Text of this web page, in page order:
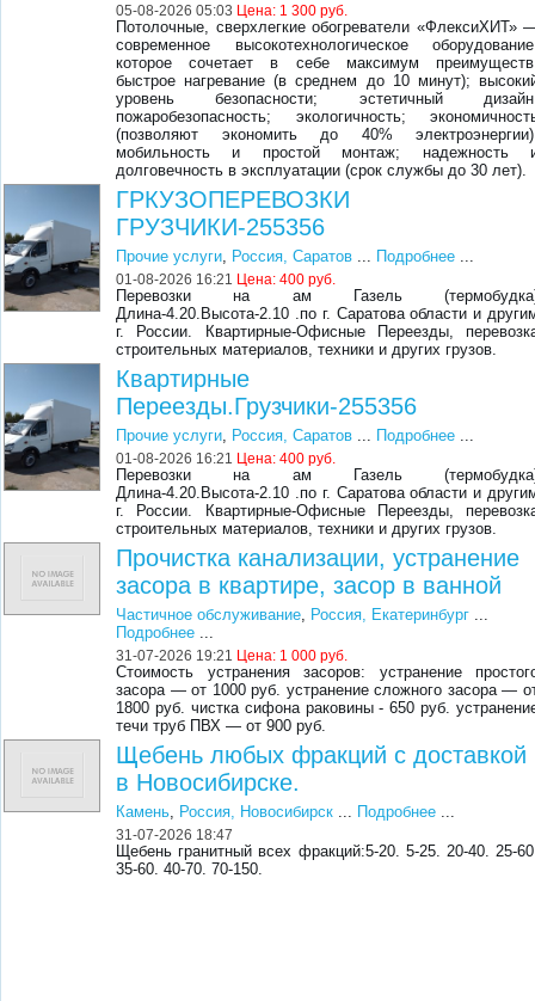
05-08-2026 05:03 Цена: 1 300 руб.
Потолочные, сверхлегкие обогреватели «ФлексиХИТ»
современное высокотехнологическое
которое сочетает в себе максимум
быстрое нагревание (в среднем до 10 минут);
уровень безопасности; эстетичный
пожаробезопасность; экологичность;
(позволяют экономить до 40%
мобильность и простой монтаж; надежность
долговечность в эксплуатации (срок службы до 30 лет).
ГРКУЗОПЕРЕВОЗКИ
ГРУЗЧИКИ-255356
Прочие услуги, Россия, Саратов ... Подробнее ...
01-08-2026 16:21 Цена:400 руб.
Перевозки на ам Газель
Длина-4.20.Высота-2.10 .по г. Саратова области и
г. России. Квартирные-Офисные Переезды,
строительных материалов, техники и других грузов.
Квартирные
Переезды.Грузчики-255356
Прочие услуги, Россия, Саратов ... Подробнее ...
01-08-2026 16:21 Цена:400 руб.
Перевозки на ам Газель
Длина-4.20.Высота-2.10 .по г. Саратова области и
г. России. Квартирные-Офисные Переезды,
строительных материалов, техники и других грузов.
Прочистка канализации, устранение
засора в квартире, засор в ванной
Частичное обслуживание, Россия, Екатеринбург ...
Подробнее ...
31-07-2026 19:21 Цена: 1 000 руб.
Стоимость устранения засоров: устранение
засора — от 1000 руб. устранение сложного засора —
1800 руб. чистка сифона раковины - 650 руб.
течи труб ПВХ — от 900 руб.
Щебень любых фракций с доставкой
в Новосибирске.
Камень, Россия, Новосибирск ... Подробнее ...
31-07-2026 18:47
Щебень гранитный всех фракций:5-20. 5-25. 20-40. 25-
35-60. 40-70. 70-150.